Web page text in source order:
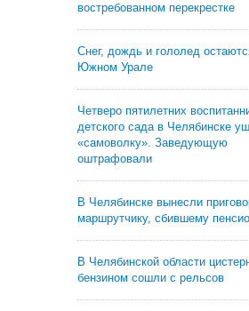
востребованном перекрестке
Снег, дождь и гололед
Южном Урале
Четверо пятилетних
детского сада в Челябинске
«самоволку». Заведующую
оштрафовали
В Челябинске вынесли
маршрутчику, сбившему
В Челябинской области
бензином сошли с рельсов